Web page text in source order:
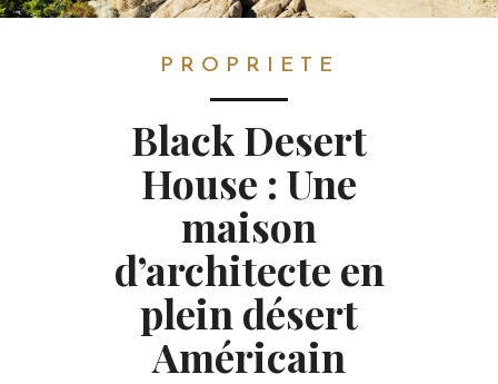
PROPRIETE
Black Desert
House : Une
maison
d’architecte en
plein désert
Américain